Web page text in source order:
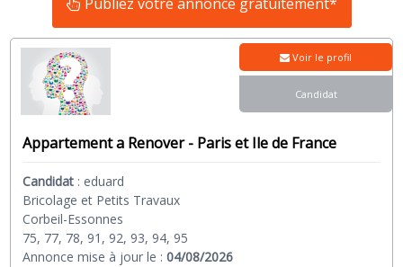
Appartement a Renover - Paris et Ile de France
Candidat : eduard
Bricolage et Petits Travaux
Corbeil-Essonnes
75, 77, 78, 91, 92, 93, 94, 95
Annonce mise à jour le :04/08/2026
Voir le profil
Candidat